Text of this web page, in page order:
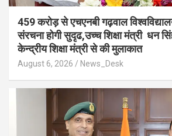
459 करोड़ से एचएनबी गढ़वाल
संरचना होगी सुदृढ,उच्च शिक्षा मंत्री धन
केन्द्रीय शिक्षा मंत्री से की मुलाकात
August 6, 2026 News_Desk